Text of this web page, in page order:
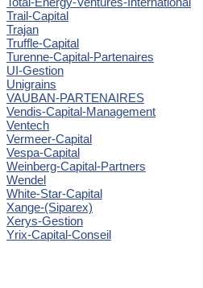
Trail-Capital
Trajan
Truffle-Capital
Turenne-Capital-Partenaires
UI-Gestion
Unigrains
VAUBAN-PARTENAIRES
Vendis-Capital-Management
Ventech
Vermeer-Capital
Vespa-Capital
Weinberg-Capital-Partners
Wendel
White-Star-Capital
Xange-(Siparex)
Xerys-Gestion
Yrix-Capital-Conseil